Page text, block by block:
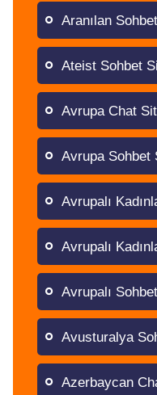
Aranılan
Ateist Sohbet
Avrupa Chat
Avrupa Sohbet
Avrupalı
Avrupalı
Avrupalı
Avusturalya
Azerbaycan